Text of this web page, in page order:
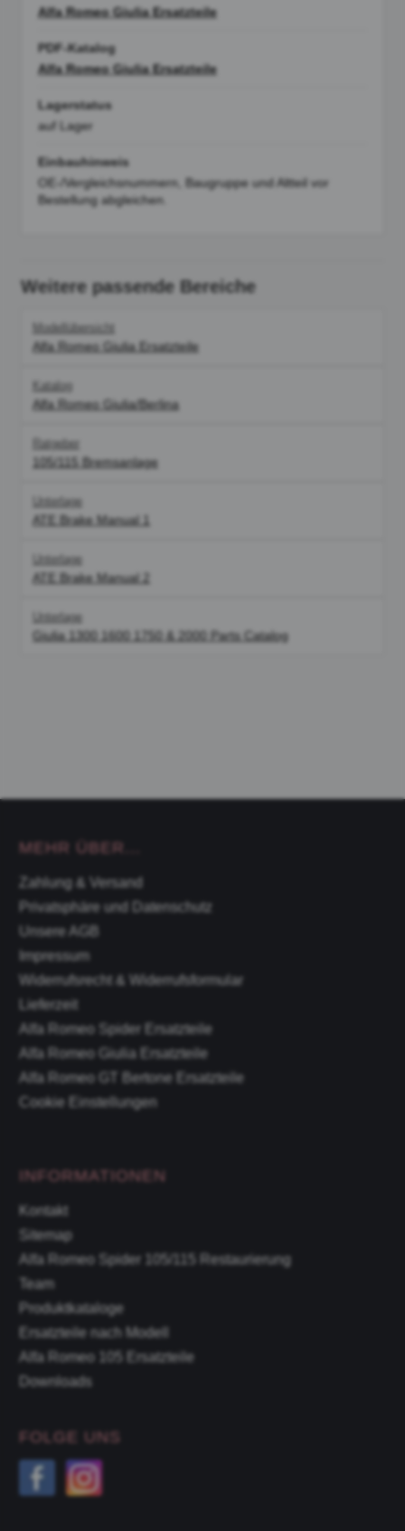
Alfa Romeo Giulia Ersatzteile
PDF-Katalog
Alfa Romeo Giulia Ersatzteile
Lagerstatus
auf Lager
Einbauhinweis
OE-/Vergleichsnummern, Baugruppe und Altteil vor
Bestellung abgleichen.
Weitere passende Bereiche
Modellübersicht
Alfa Romeo Giulia Ersatzteile
Katalog
Alfa Romeo Giulia/Berlina
Ratgeber
105/115 Bremsanlage
Unterlage
ATE Brake Manual 1
Unterlage
ATE Brake Manual 2
Unterlage
Giulia 1300 1600 1750 & 2000 Parts Catalog
MEHR ÜBER...
Zahlung & Versand
Privatsphäre und Datenschutz
Unsere AGB
Impressum
Widerrufsrecht & Widerrufsformular
Lieferzeit
Alfa Romeo Spider Ersatzteile
Alfa Romeo Giulia Ersatzteile
Alfa Romeo GT Bertone Ersatzteile
Cookie Einstellungen
INFORMATIONEN
Kontakt
Sitemap
Alfa Romeo Spider 105/115 Restaurierung
Team
Produktkataloge
Ersatzteile nach Modell
Alfa Romeo 105 Ersatzteile
Downloads
FOLGE UNS